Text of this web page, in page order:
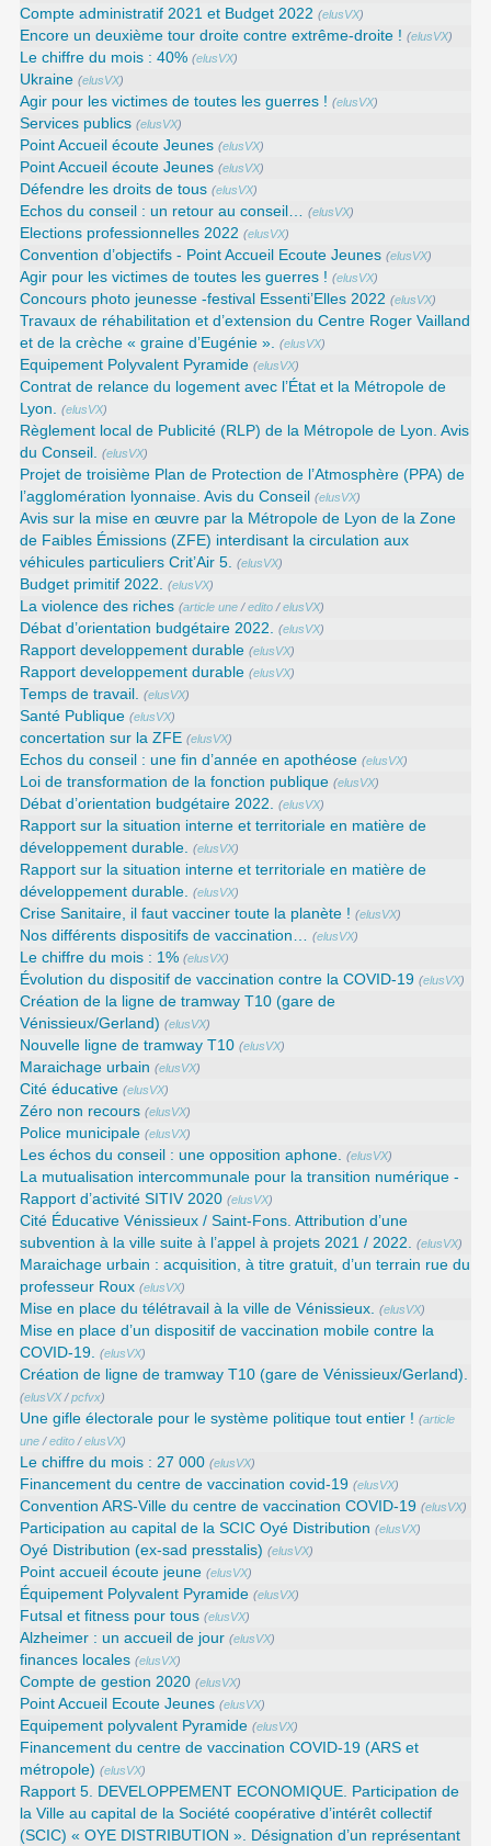
Compte administratif 2021 et Budget 2022 (elusVX)
Encore un deuxième tour droite contre extrême-droite ! (elusVX)
Le chiffre du mois : 40% (elusVX)
Ukraine (elusVX)
Agir pour les victimes de toutes les guerres ! (elusVX)
Services publics (elusVX)
Point Accueil écoute Jeunes (elusVX)
Point Accueil écoute Jeunes (elusVX)
Défendre les droits de tous (elusVX)
Echos du conseil : un retour au conseil… (elusVX)
Elections professionnelles 2022 (elusVX)
Convention d’objectifs - Point Accueil Ecoute Jeunes (elusVX)
Agir pour les victimes de toutes les guerres ! (elusVX)
Concours photo jeunesse -festival Essenti’Elles 2022 (elusVX)
Travaux de réhabilitation et d’extension du Centre Roger Vailland
et de la crèche « graine d’Eugénie ». (elusVX)
Equipement Polyvalent Pyramide (elusVX)
Contrat de relance du logement avec l’État et la Métropole de
Lyon. (elusVX)
Règlement local de Publicité (RLP) de la Métropole de Lyon. Avis
du Conseil. (elusVX)
Projet de troisième Plan de Protection de l’Atmosphère (PPA) de
l’agglomération lyonnaise. Avis du Conseil
(elusVX)
Avis sur la mise en œuvre par la Métropole de Lyon de la Zone
de Faibles Émissions (ZFE) interdisant la circulation aux
véhicules particuliers Crit’Air 5. (elusVX)
Budget primitif 2022. (elusVX)
La violence des riches (article une /edito /elusVX)
Débat d’orientation budgétaire 2022. (elusVX)
Rapport developpement durable (elusVX)
Rapport developpement durable (elusVX)
Temps de travail. (elusVX)
Santé Publique (elusVX)
concertation sur la ZFE (elusVX)
Echos du conseil : une fin d’année en apothéose (elusVX)
Loi de transformation de la fonction publique (elusVX)
Débat d’orientation budgétaire 2022. (elusVX)
Rapport sur la situation interne et territoriale en matière de
développement durable. (elusVX)
Rapport sur la situation interne et territoriale en matière de
développement durable. (elusVX)
Crise Sanitaire, il faut vacciner toute la planète ! (elusVX)
Nos différents dispositifs de vaccination… (elusVX)
Le chiffre du mois : 1% (elusVX)
Évolution du dispositif de vaccination contre la COVID-19 (elusVX)
Création de la ligne de tramway T10 (gare de
Vénissieux/Gerland) (elusVX)
Nouvelle ligne de tramway T10 (elusVX)
Maraichage urbain (elusVX)
Cité éducative (elusVX)
Zéro non recours (elusVX)
Police municipale (elusVX)
Les échos du conseil : une opposition aphone. (elusVX)
La mutualisation intercommunale pour la transition numérique -
Rapport d’activité SITIV 2020 (elusVX)
Cité Éducative Vénissieux / Saint-Fons. Attribution d’une
subvention à la ville suite à l’appel à projets 2021 / 2022. (elusVX)
Maraichage urbain : acquisition, à titre gratuit, d’un terrain rue du
professeur Roux (elusVX)
Mise en place du télétravail à la ville de Vénissieux. (elusVX)
Mise en place d’un dispositif de vaccination mobile contre la
COVID-19. (elusVX)
Création de ligne de tramway T10 (gare de Vénissieux/Gerland).
(elusVX/pcfvx)
Une gifle électorale pour le système politique tout entier ! (article
une /edito /elusVX)
Le chiffre du mois : 27 000 (elusVX)
Financement du centre de vaccination covid-19 (elusVX)
Convention ARS‑Ville du centre de vaccination COVID‑19 (elusVX)
Participation au capital de la SCIC Oyé Distribution (elusVX)
Oyé Distribution (ex-sad presstalis) (elusVX)
Point accueil écoute jeune (elusVX)
Équipement Polyvalent Pyramide (elusVX)
Futsal et fitness pour tous (elusVX)
Alzheimer : un accueil de jour (elusVX)
finances locales (elusVX)
Compte de gestion 2020 (elusVX)
Point Accueil Ecoute Jeunes (elusVX)
Equipement polyvalent Pyramide (elusVX)
Financement du centre de vaccination COVID-19 (ARS et
métropole) (elusVX)
Rapport 5. DEVELOPPEMENT ECONOMIQUE. Participation de
la Ville au capital de la Société coopérative d’intérêt collectif
(SCIC) « OYE DISTRIBUTION ». Désignation d’un représentant